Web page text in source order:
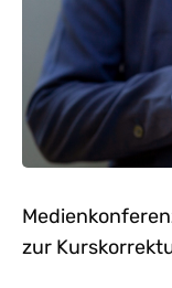
zur